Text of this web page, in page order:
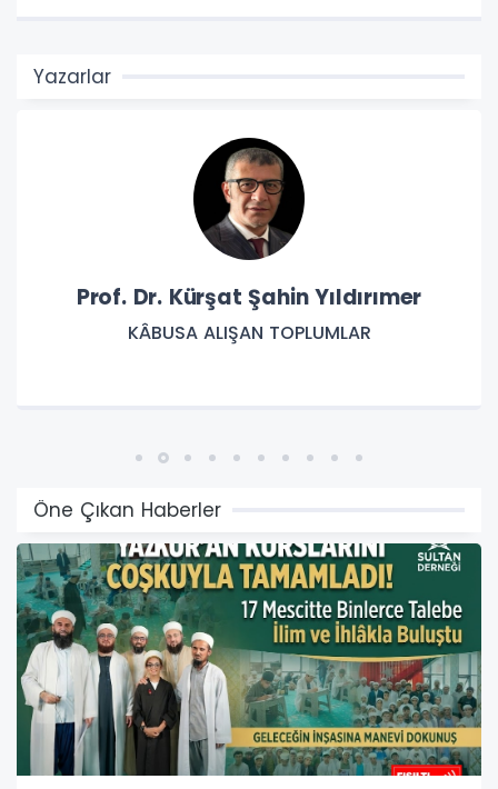
Yazarlar
Dr. Dilek BARAN (Akademisyen & Yazar)
İZMİR’DE “SAĞLIK KAFE” İÇİN CİDDİ İDDİALAR:
RUHSATSIZ BİR İŞLETME YILLARDIR NASIL FAALİYET
Öne Çıkan Haberler